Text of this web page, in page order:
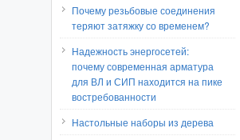
Почему резьбовые соединения
теряют затяжку со временем?
Надежность энергосетей:
почему современная арматура
для ВЛ и СИП находится на пике
востребованности
Настольные наборы из дерева